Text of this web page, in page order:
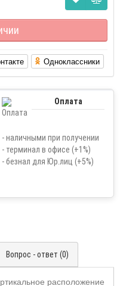
Одноклассники
Оплата
- наличными при получении
- терминал в офисе (+1%)
- безнал для Юр.лиц (+5%)
Вопрос - ответ (0)
расположение